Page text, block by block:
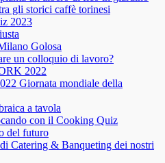
gli storici caffè torinesi
2023
Golosa
un colloquio di lavoro?
2022
Giornata mondiale della
a tavola
con il Cooking Quiz
del futuro
Catering & Banqueting dei nostri